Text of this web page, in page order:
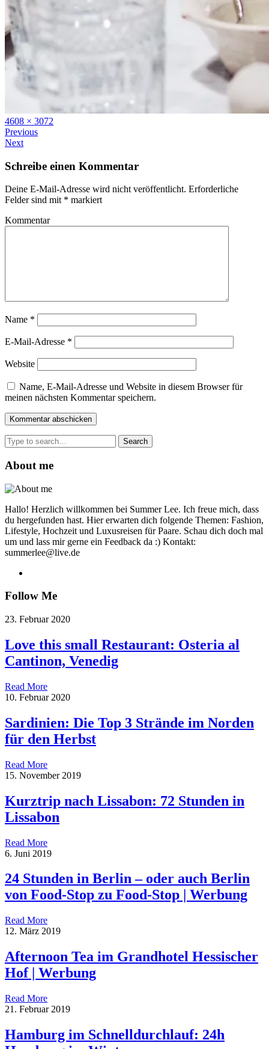
Full
size
4608 × 3072
Previous
Next
Schreibe einen Kommentar
Deine E-Mail-Adresse wird nicht veröffentlicht. Erforderliche
Felder sind mit * markiert
Kommentar
Name *
E-Mail-Adresse *
Website
Name, E-Mail-Adresse und Website in diesem Browser für
meinen nächsten Kommentar speichern.
Search
for:
About me
Hallo! Herzlich willkommen bei Summer Lee. Ich freue mich, dass
du hergefunden hast. Hier erwarten dich folgende Themen: Fashion,
Lifestyle, Hochzeit und Luxusreisen für Paare. Schau dich doch mal
um und lass mir gerne ein Feedback da :) Kontakt:
summerlee@live.de
Follow Me
23. Februar 2020
Love this small Restaurant: Osteria al
Cantinon, Venedig
Read More
10. Februar 2020
Sardinien: Die Top 3 Strände im Norden
für den Herbst
Read More
15. November 2019
Kurztrip nach Lissabon: 72 Stunden in
Lissabon
Read More
6. Juni 2019
24 Stunden in Berlin – oder auch Berlin
von Food-Stop zu Food-Stop | Werbung
Read More
12. März 2019
Afternoon Tea im Grandhotel Hessischer
Hof | Werbung
Read More
21. Februar 2019
Hamburg im Schnelldurchlauf: 24h